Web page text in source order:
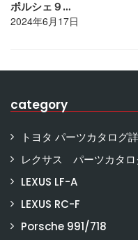
ポルシェ９…
2024年6月17日
category
トヨタ パーツカタログ
レクサス パーツカタロ
LEXUS LF-A
LEXUS RC-F
Porsche 991/718